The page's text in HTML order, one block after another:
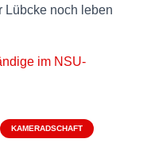
Lübcke noch leben
im NSU-
KAMERADSCHAFT